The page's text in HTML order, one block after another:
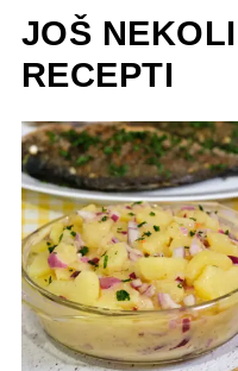
JOŠ
RECEPTI